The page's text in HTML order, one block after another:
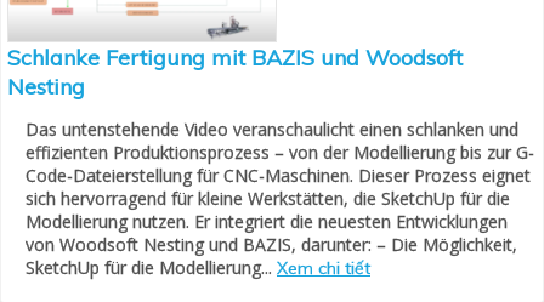
Schlanke Fertigung mit BAZIS und Woodsoft
Nesting
Das untenstehende Video veranschaulicht einen schlanken und
effizienten Produktionsprozess – von der Modellierung bis zur G-
Code-Dateierstellung für CNC-Maschinen. Dieser Prozess eignet
sich hervorragend für kleine Werkstätten, die SketchUp für die
Modellierung nutzen. Er integriert die neuesten Entwicklungen
von Woodsoft Nesting und BAZIS, darunter: – Die Möglichkeit,
SketchUp für die Modellierung... Xem chi tiết